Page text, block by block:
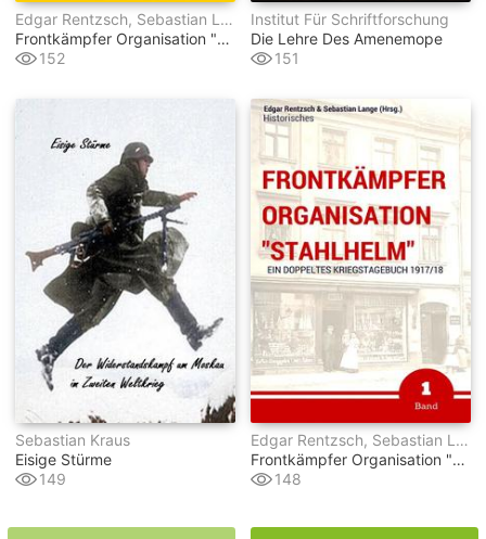
Edgar Rentzsch, Sebastian Lange (hrsg.)
Frontkämpfer Organisation "stahlhelm" - Band 4
152
Institut Für Schriftforschung
Die Lehre Des Amenemope
151
Sebastian Kraus
Eisige Stürme
149
Edgar Rentzsch, Sebastian Lange (hrsg.)
Frontkämpfer Organisation "stahlhelm" - Band 1
148